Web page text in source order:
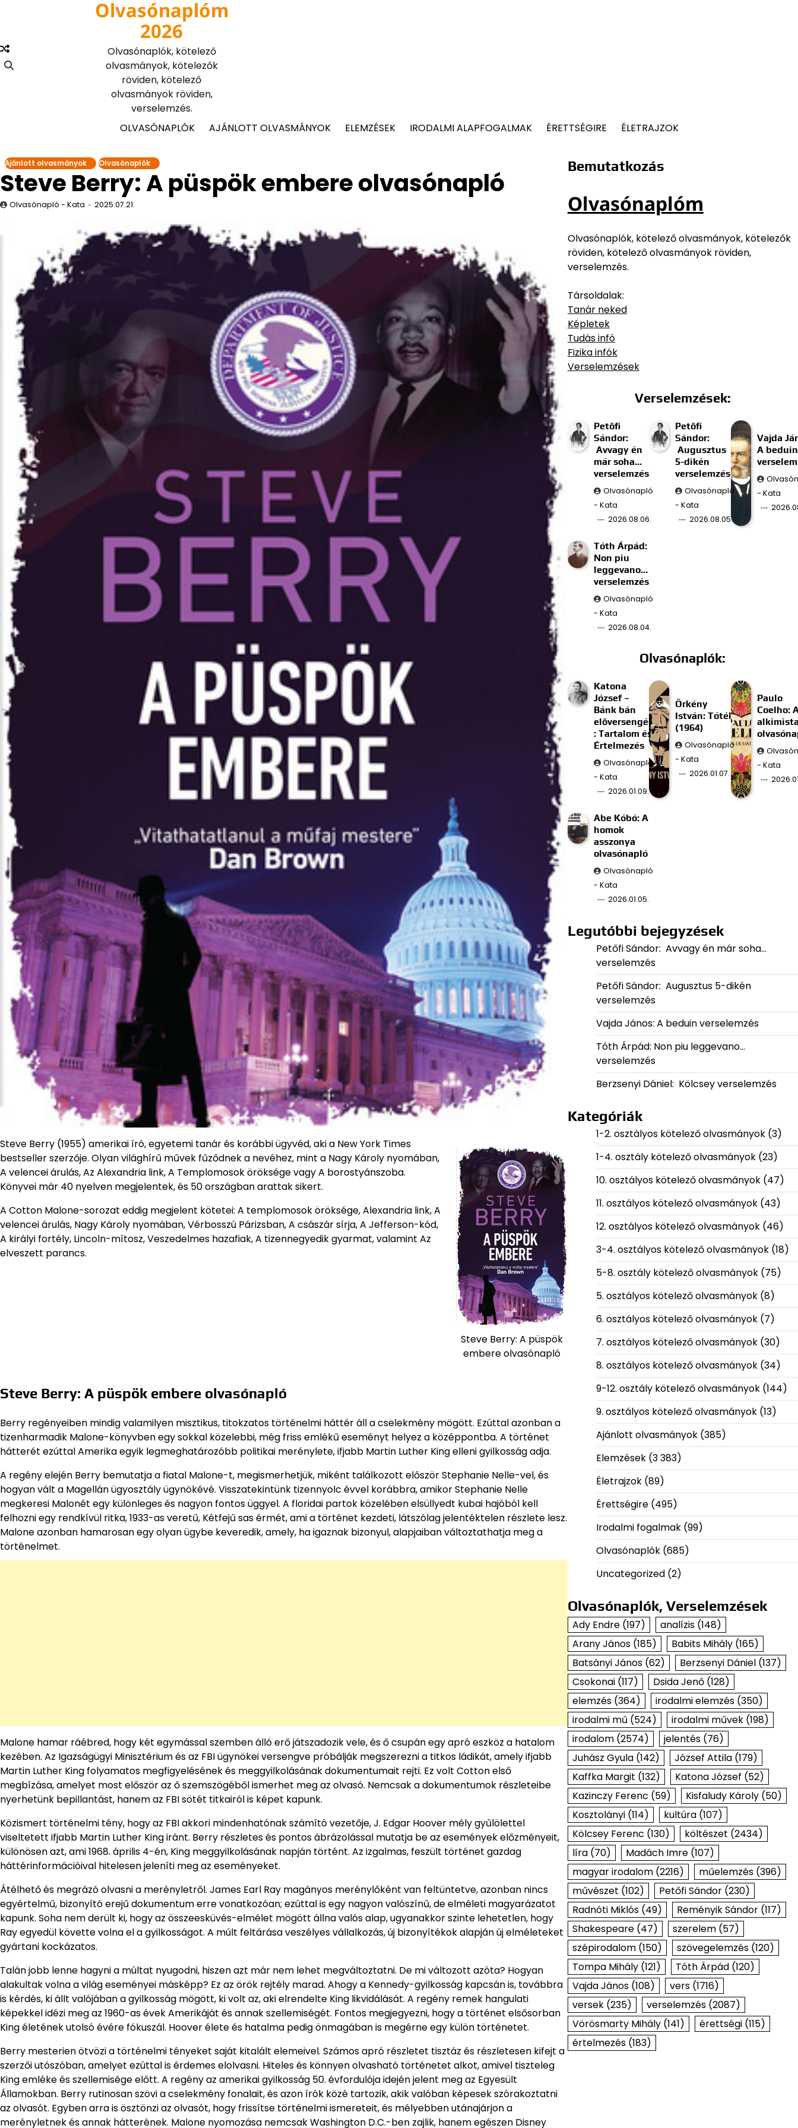
Olvasónaplóm
2026
Olvasónaplók, kötelező
olvasmányok, kötelezők
röviden, kötelező
olvasmányok röviden,
verselemzés.
OLVASÓNAPLÓK
AJÁNLOTT OLVASMÁNYOK ELEMZÉSEK IRODALMI ALAPFOGALMAK ÉRETTSÉGIRE ÉLETRAJZOK
Ajánlott olvasmányok Olvasónaplók
Steve Berry: A püspök embere olvasónapló
Olvasónapló - Kata 2025.07.21.
Steve Berry: A püspök
embere olvasónapló
Steve Berry (1955) amerikai író, egyetemi tanár és korábbi ügyvéd, aki a New York Times
bestseller szerzője. Olyan világhírű művek fűződnek a nevéhez, mint a Nagy Károly nyomában,
A velencei árulás, Az Alexandria link, A Templomosok öröksége vagy A borostyánszoba.
Könyvei már 40 nyelven megjelentek, és 50 országban arattak sikert.
A Cotton Malone-sorozat eddig megjelent kötetei: A templomosok öröksége, Alexandria link, A
velencei árulás, Nagy Károly nyomában, Vérbosszú Párizsban, A császár sírja, A Jefferson-kód,
A királyi fortély, Lincoln-mítosz, Veszedelmes hazafiak, A tizennegyedik gyarmat, valamint Az
elveszett parancs.
Steve Berry: A püspök embere olvasónapló
Berry regényeiben mindig valamilyen misztikus, titokzatos történelmi háttér áll a cselekmény mögött. Ezúttal azonban a
tizenharmadik Malone-könyvben egy sokkal közelebbi, még friss emlékű eseményt helyez a középpontba. A történet
hátterét ezúttal Amerika egyik legmeghatározóbb politikai merénylete, ifjabb Martin Luther King elleni gyilkosság adja.
A regény elején Berry bemutatja a fiatal Malone-t, megismerhetjük, miként találkozott először Stephanie Nelle-vel, és
hogyan vált a Magellán ügyosztály ügynökévé. Visszatekintünk tizennyolc évvel korábbra, amikor Stephanie Nelle
megkeresi Malonét egy különleges és nagyon fontos üggyel. A floridai partok közelében elsüllyedt kubai hajóból kell
felhozni egy rendkívül ritka, 1933-as veretű, Kétfejű sas érmét, ami a történet kezdeti, látszólag jelentéktelen részlete lesz.
Malone azonban hamarosan egy olyan ügybe keveredik, amely, ha igaznak bizonyul, alapjaiban változtathatja meg a
történelmet.
Malone hamar ráébred, hogy két egymással szemben álló erő játszadozik vele, és ő csupán egy apró eszköz a hatalom
kezében. Az Igazságügyi Minisztérium és az FBI ügynökei versengve próbálják megszerezni a titkos ládikát, amely ifjabb
Martin Luther King folyamatos megfigyelésének és meggyilkolásának dokumentumait rejti. Ez volt Cotton első
megbízása, amelyet most először az ő szemszögéből ismerhet meg az olvasó. Nemcsak a dokumentumok részleteibe
nyerhetünk bepillantást, hanem az FBI sötét titkairól is képet kapunk.
Közismert történelmi tény, hogy az FBI akkori mindenhatónak számító vezetője, J. Edgar Hoover mély gyűlölettel
viseltetett ifjabb Martin Luther King iránt. Berry részletes és pontos ábrázolással mutatja be az események előzményeit,
különösen azt, ami 1968. április 4-én, King meggyilkolásának napján történt. Az izgalmas, feszült történet gazdag
háttérinformációival hitelesen jeleníti meg az eseményeket.
Átélhető és megrázó olvasni a merényletről. James Earl Ray magányos merénylőként van feltüntetve, azonban nincs
egyértelmű, bizonyító erejű dokumentum erre vonatkozóan; ezúttal is egy nagyon valószínű, de elméleti magyarázatot
kapunk. Soha nem derült ki, hogy az összeesküvés-elmélet mögött állna valós alap, ugyanakkor szinte lehetetlen, hogy
Ray egyedül követte volna el a gyilkosságot. A múlt feltárása veszélyes vállalkozás, új bizonyítékok alapján új elméleteket
gyártani kockázatos.
Talán jobb lenne hagyni a múltat nyugodni, hiszen azt már nem lehet megváltoztatni. De mi változott azóta? Hogyan
alakultak volna a világ eseményei másképp? Ez az örök rejtély marad. Ahogy a Kennedy-gyilkosság kapcsán is, továbbra
is kérdés, ki állt valójában a gyilkosság mögött, ki volt az, aki elrendelte King likvidálását. A regény remek hangulati
képekkel idézi meg az 1960-as évek Amerikáját és annak szellemiségét. Fontos megjegyezni, hogy a történet elsősorban
King életének utolsó évére fókuszál. Hoover élete és hatalma pedig önmagában is megérne egy külön történetet.
Berry mesterien ötvözi a történelmi tényeket saját kitalált elemeivel. Számos apró részletet tisztáz és részletesen kifejt a
szerzői utószóban, amelyet ezúttal is érdemes elolvasni. Hiteles és könnyen olvasható történetet alkot, amivel tiszteleg
King emléke és szellemisége előtt. A regény az amerikai gyilkosság 50. évfordulója idején jelent meg az Egyesült
Államokban. Berry rutinosan szövi a cselekmény fonalait, és azon írók közé tartozik, akik valóban képesek szórakoztatni
az olvasót. Egyben arra is ösztönzi az olvasót, hogy frissítse történelmi ismereteit, és mélyebben utánajárjon a
merényletnek és annak hátterének. Malone nyomozása nemcsak Washington D.C.-ben zajlik, hanem egészen Disney
Bemutatkozás
Olvasónaplóm
Olvasónaplók, kötelező olvasmányok, kötelezők
röviden, kötelező olvasmányok röviden,
verselemzés.
Társoldalak:
Tanár neked
Képletek
Tudás infó
Fizika infók
Verselemzések
Verselemzések:
Petőfi
Sándor:
Avvagy én
már soha…
verselemzés
Olvasónapló
- Kata
2026.08.06.
Petőfi
Sándor:
Augusztus
5-dikén
verselemzés
Olvasónapló
- Kata
2026.08.05.
Vajda
A beduin
- Kata
Tóth Árpád:
Non piu
leggevano…
verselemzés
Olvasónapló
- Kata
2026.08.04.
Olvasónaplók:
Katona
József –
Bánk bán
előversengés
: Tartalom és
Értelmezés
Olvasónapló
- Kata
2026.01.09.
Örkény
István: Tóték
(1964)
Olvasónapló
- Kata
2026.01.07.
Paulo
Coelho:
- Kata
Abe Kóbó: A
homok
asszonya
olvasónapló
Olvasónapló
- Kata
2026.01.05.
Legutóbbi bejegyzések
Petőfi Sándor: Avvagy én már soha…
verselemzés
Petőfi Sándor: Augusztus 5-dikén
verselemzés
Vajda János: A beduin verselemzés
Tóth Árpád: Non piu leggevano…
verselemzés
Berzsenyi Dániel: Kölcsey verselemzés
Kategóriák
1-2. osztályos kötelező olvasmányok(3)
1-4. osztály kötelező olvasmányok(23)
10. osztályos kötelező olvasmányok(47)
11. osztályos kötelező olvasmányok(43)
12. osztályos kötelező olvasmányok(46)
3-4. osztályos kötelező olvasmányok(18)
5-8. osztály kötelező olvasmányok(75)
5. osztályos kötelező olvasmányok(8)
6. osztályos kötelező olvasmányok(7)
7. osztályos kötelező olvasmányok(30)
8. osztályos kötelező olvasmányok(34)
9-12. osztály kötelező olvasmányok(144)
9. osztályos kötelező olvasmányok(13)
Ajánlott olvasmányok(385)
Elemzések(3 383)
Életrajzok(89)
Érettségire(495)
Irodalmi fogalmak(99)
Olvasónaplók(685)
Uncategorized(2)
Olvasónaplók, Verselemzések
Ady Endre(197) analízis(148)
Arany János(185) Babits Mihály(165)
Batsányi János(62) Berzsenyi Dániel(137)
Csokonai(117) Dsida Jenő(128)
elemzés(364) irodalmi elemzés(350)
irodalmi mű (524) irodalmi művek(198)
irodalom(2574) jelentés(76)
Juhász Gyula(142) József Attila(179)
Kaffka Margit (132) Katona József (52)
Kazinczy Ferenc (59) Kisfaludy Károly(50)
Kosztolányi(114) kultúra(107)
Kölcsey Ferenc (130) költészet (2434)
líra(70) Madách Imre(107)
magyar irodalom(2216) műelemzés(396)
művészet (102) Petőfi Sándor(230)
Radnóti Miklós(49) Reményik Sándor(117)
Shakespeare(47) szerelem(57)
szépirodalom(150) szövegelemzés(120)
Tompa Mihály(121) Tóth Árpád(120)
Vajda János(108) vers(1716)
versek(235) verselemzés(2087)
Vörösmarty Mihály(141) érettségi(115)
értelmezés(183)